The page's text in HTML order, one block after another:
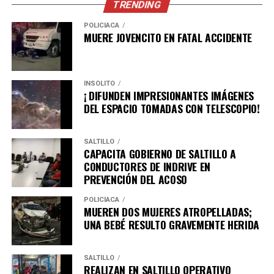
Luis Olivares Martínez, secretario de Economía,
mencionó que las expansiones tienen un valor especial
porque reflejan la experiencia de quienes ya conocen el
estado, de quienes ya operan aquí y deciden seguir
apostando por nuestra gente y por nuestras regiones.
“Adient forma parte importante del desarrollo
TRENDING
POLICÍACA
MUERE JOVENCITO EN FATAL ACCIDENTE
INSÓLITO
¡ DIFUNDEN IMPRESIONANTES IMÁGENES
DEL ESPACIO TOMADAS CON TELESCOPIO!
SALTILLO
CAPACITA GOBIERNO DE SALTILLO A
CONDUCTORES DE INDRIVE EN
PREVENCIÓN DEL ACOSO
POLICÍACA
MUEREN DOS MUJERES ATROPELLADAS;
UNA BEBÉ RESULTO GRAVEMENTE HERIDA
SALTILLO
REALIZAN EN SALTILLO OPERATIVO